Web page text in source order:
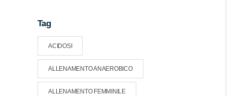
Tag
ACIDOSI
ALLENAMENTO ANAEROBICO
ALLENAMENTO FEMMINILE